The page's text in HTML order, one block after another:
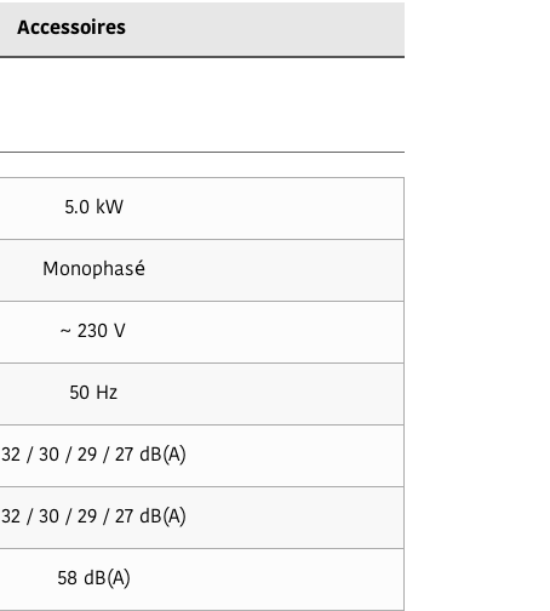
Accessoires
5.0 kW
Monophasé
~ 230 V
50 Hz
32 / 30 / 29 / 27 dB(A)
32 / 30 / 29 / 27 dB(A)
58 dB(A)